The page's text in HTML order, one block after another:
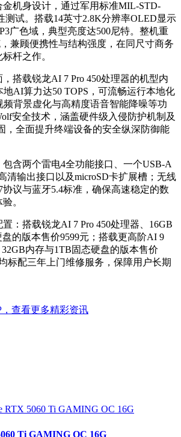
机身设计，通过军用标准MIL-STD-
测试。搭载14英寸2.8K分辨率OLED显示
广色域，典型亮度达500尼特。整机重
兼顾便携性与结构强度，在同尺寸商务
杆之作。
搭载锐龙AI 7 Pro 450处理器的机型内
AI算力达50 TOPS，可流畅运行本地化
背景虚化与高精度语音智能降噪等功
安全技术，涵盖硬件级入侵防护机制及
，全面提升终端设备的安全纵深防御能
含两个雷电4全功能接口、一个USB-A
清输出接口以及microSD卡扩展槽；无线
议与蓝牙5.4标准，确保高速稳定的数
。
：搭载锐龙AI 7 Pro 450处理器、16GB
的版本售价9599元；搭载更高阶AI 9
内存与1TB固态硬盘的版本售价
标配三年上门维修服务，保障用户长期
查看更多精彩资讯
Ti GAMING OC 16G